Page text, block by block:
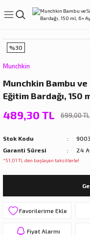
Suluklar
Setleri
%30
Munchkin
Munchkin Bambu
Eğitim Bardağı, 150
489,30 TL 699,00 TL
Stok Kodu
Garanti Süresi
24
*51,01 TL den başlayan taksitlerle!
Fiyat Alarmı